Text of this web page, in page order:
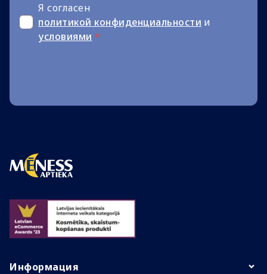
Я согласен
политикой конфиденциальности и
условиями *
Информация